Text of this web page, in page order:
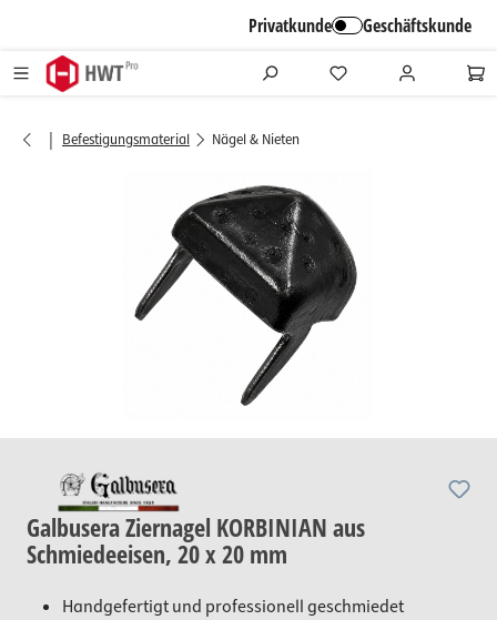
Privatkunde Geschäftskunde
| Befestigungsmaterial Nägel & Nieten
Galbusera Ziernagel KORBINIAN aus
Schmiedeeisen, 20 x 20 mm
Handgefertigt und professionell geschmiedet